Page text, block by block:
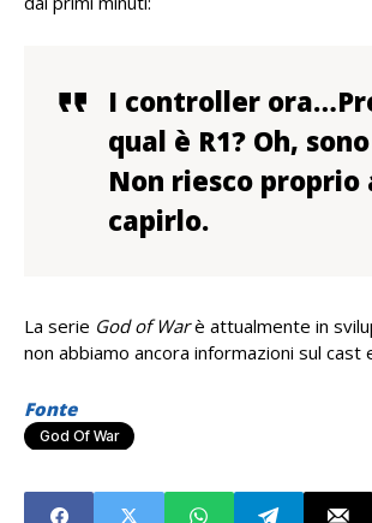
I controller
qual è R1? Oh,
Non riesco proprio
capirlo.
La serie God of Warè attualmente in
non abbiamo ancora informazioni sul cast
Fonte
God Of War